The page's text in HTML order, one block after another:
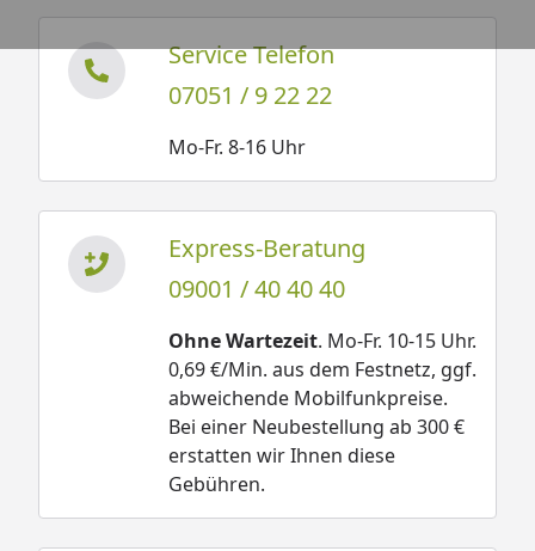
Service Telefon
07051 / 9 22 22
Mo-Fr. 8-16 Uhr
Express-Beratung
09001 / 40 40 40
Ohne Wartezeit. Mo-Fr. 10-15 Uhr.
0,69 €/Min. aus dem Festnetz, ggf.
abweichende Mobilfunkpreise.
Bei einer Neubestellung ab 300 €
erstatten wir Ihnen diese
Gebühren.